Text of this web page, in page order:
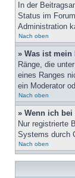
In der
Status im
Administration
Nach oben
» Was ist
Ränge, die
eines Ranges
ein Moderator
Nach oben
» Wenn ich
Nur registrierte
Systems durch
Nach oben